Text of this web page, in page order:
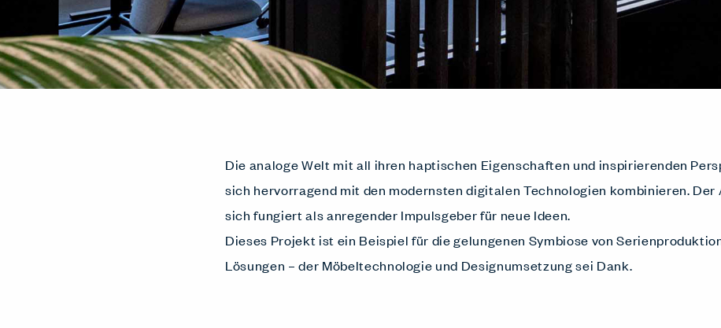
Die analoge Welt mit all ihren haptischen Eigenschaften und inspirierenden
sich hervorragend mit den modernsten digitalen Technologien kombinieren. Der
sich fungiert als anregender Impulsgeber für neue Ideen.
Dieses Projekt ist ein Beispiel für die gelungenen Symbiose von
Lösungen – der Möbeltechnologie und Designumsetzung sei Dank.